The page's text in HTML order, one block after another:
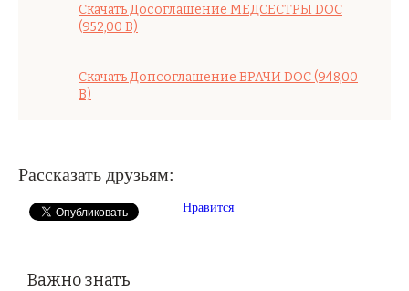
Скачать Досоглашение МЕДСЕСТРЫ DOC
(952,00 B)
Скачать Допсоглашение ВРАЧИ DOC(948,00
B)
Рассказать друзьям:
Нравится
Важно знать